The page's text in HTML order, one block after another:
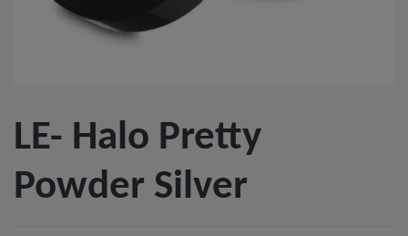
LE- Halo Pretty
Powder Silver